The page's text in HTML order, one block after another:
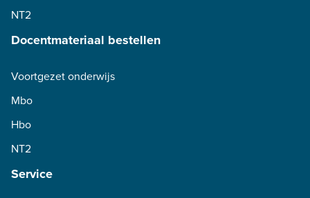
NT2
Docentmateriaal bestellen
Voortgezet onderwijs
Mbo
Hbo
NT2
Service